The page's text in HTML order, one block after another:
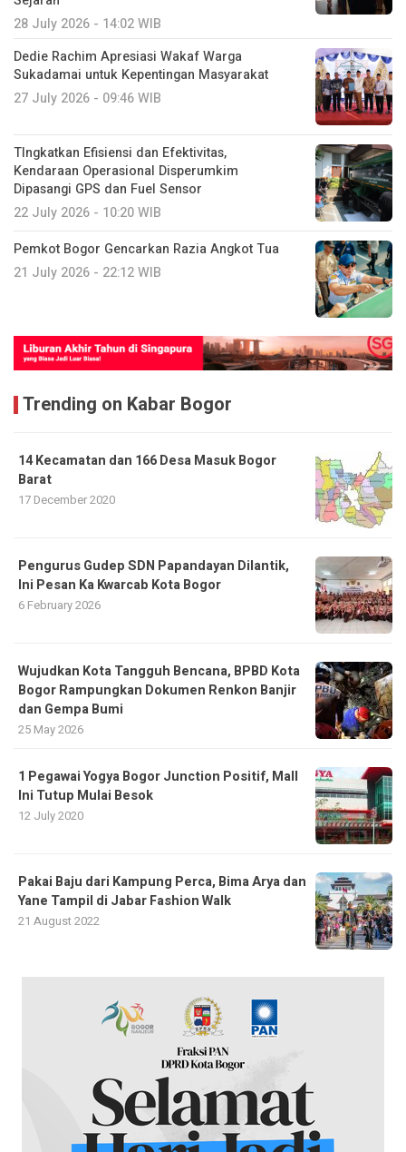
28 July 2026 - 14:02 WIB
Dedie Rachim Apresiasi Wakaf Warga
Sukadamai untuk Kepentingan Masyarakat
27 July 2026 - 09:46 WIB
TIngkatkan Efisiensi dan Efektivitas,
Kendaraan Operasional Disperumkim
Dipasangi GPS dan Fuel Sensor
22 July 2026 - 10:20 WIB
Pemkot Bogor Gencarkan Razia Angkot Tua
21 July 2026 - 22:12 WIB
Trending on Kabar Bogor
14 Kecamatan dan 166 Desa Masuk Bogor
Barat
17 December 2020
Pengurus Gudep SDN Papandayan Dilantik,
Ini Pesan Ka Kwarcab Kota Bogor
6 February 2026
​Wujudkan Kota Tangguh Bencana, BPBD Kota
Bogor Rampungkan Dokumen Renkon Banjir
dan Gempa Bumi
25 May 2026
1 Pegawai Yogya Bogor Junction Positif, Mall
Ini Tutup Mulai Besok
12 July 2020
Pakai Baju dari Kampung Perca, Bima Arya dan
Yane Tampil di Jabar Fashion Walk
21 August 2022